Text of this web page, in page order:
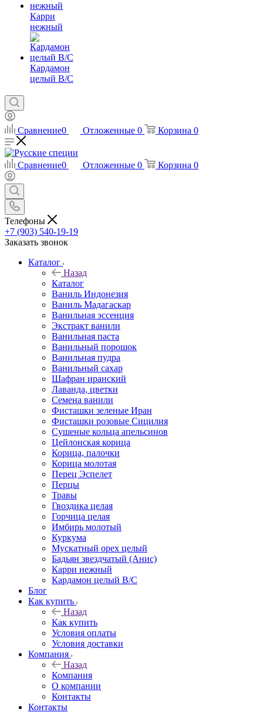
Карри
нежный
Кардамон
целый В/С
Сравнение0 Отложенные 0 Корзина 0
Сравнение0 Отложенные 0 Корзина 0
Телефоны
+7 (903) 540-19-19
Заказать звонок
Каталог
Назад
Каталог
Ваниль Индонезия
Ваниль Мадагаскар
Ванильная эссенция
Экстракт ванили
Ванильная паста
Ванильный порошок
Ванильная пудра
Ванильный сахар
Шафран иранский
Лаванда, цветки
Семена ванили
Фисташки зеленые Иран
Фисташки розовые Сицилия
Сушеные кольца апельсинов
Цейлонская корица
Корица, палочки
Корица молотая
Перец Эспелет
Перцы
Травы
Гвоздика целая
Горчица целая
Имбирь молотый
Куркума
Мускатный орех целый
Бадьян звездчатый (Анис)
Карри нежный
Кардамон целый В/С
Блог
Как купить
Назад
Как купить
Условия оплаты
Условия доставки
Компания
Назад
Компания
О компании
Контакты
Контакты